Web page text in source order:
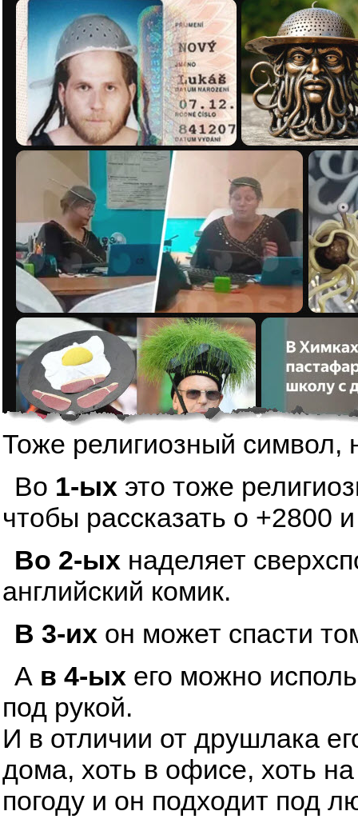
Тоже религиозный символ,
Во 1-ых это тоже
чтобы рассказать о +2800
Во 2-ых наделяет
английский комик.
В 3-их он может спасти
А в 4-ых его можно
под рукой.
И в отличии от друшлака
дома, хоть в офисе, хоть
погоду и он подходит под